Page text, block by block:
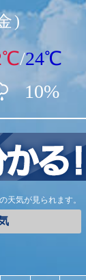
)
/24℃
10%
天気が見られます。